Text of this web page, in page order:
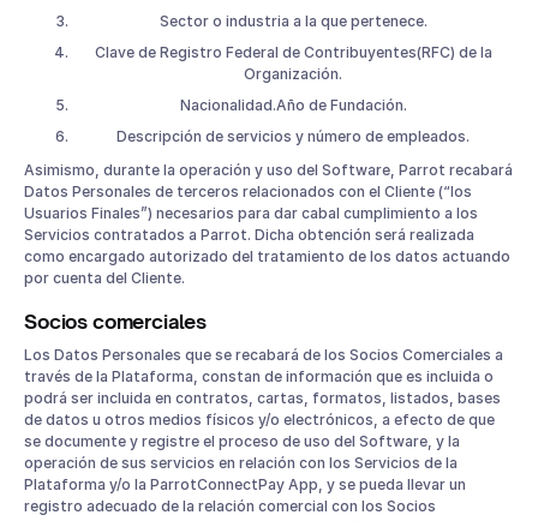
Sector o industria a la que pertenece.
Clave de Registro Federal de Contribuyentes(RFC) de la
Organización.
Nacionalidad.Año de Fundación.
Descripción de servicios y número de empleados.
Asimismo, durante la operación y uso del Software, Parrot recabará
Datos Personales de terceros relacionados con el Cliente (“los
Usuarios Finales”) necesarios para dar cabal cumplimiento a los
Servicios contratados a Parrot. Dicha obtención será realizada
como encargado autorizado del tratamiento de los datos actuando
por cuenta del Cliente.
Socios comerciales
Los Datos Personales que se recabará de los Socios Comerciales a
través de la Plataforma, constan de información que es incluida o
podrá ser incluida en contratos, cartas, formatos, listados, bases
de datos u otros medios físicos y/o electrónicos, a efecto de que
se documente y registre el proceso de uso del Software, y la
operación de sus servicios en relación con los Servicios de la
Plataforma y/o la ParrotConnectPay App, y se pueda llevar un
registro adecuado de la relación comercial con los Socios